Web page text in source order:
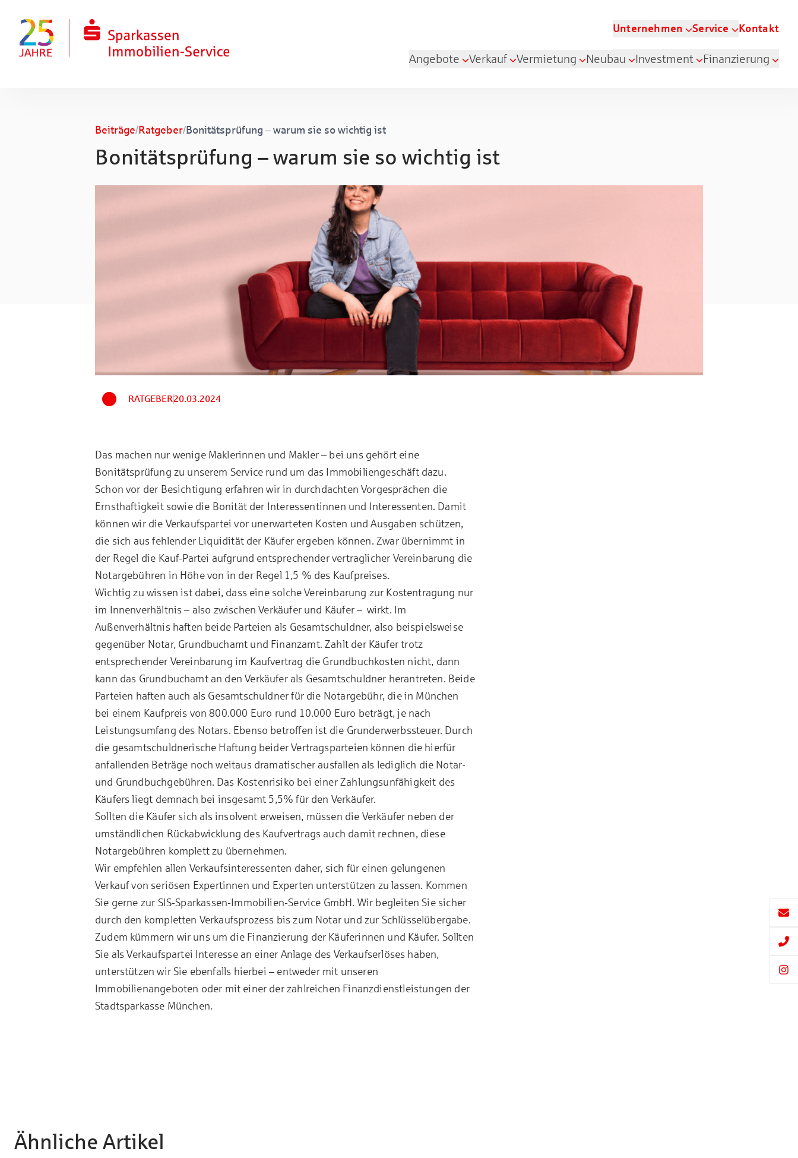
Zum Fuß springen
Unternehmen Service Kontakt
Angebote Verkauf Vermietung Neubau Investment Finanzierung
Beiträge/Ratgeber/Bonitätsprüfung – warum sie so wichtig ist
Bonitätsprüfung – warum sie so wichtig ist
RATGEBER20.03.2024
Das machen nur wenige Maklerinnen und Makler – bei uns gehört eine
Bonitätsprüfung zu unserem Service rund um das Immobiliengeschäft dazu.
Schon vor der Besichtigung erfahren wir in durchdachten Vorgesprächen die
Ernsthaftigkeit sowie die Bonität der Interessentinnen und Interessenten. Damit
können wir die Verkaufspartei vor unerwarteten Kosten und Ausgaben schützen,
die sich aus fehlender Liquidität der Käufer ergeben können. Zwar übernimmt in
der Regel die Kauf-Partei aufgrund entsprechender vertraglicher Vereinbarung die
Notargebühren in Höhe von in der Regel 1,5 % des Kaufpreises.
Wichtig zu wissen ist dabei, dass eine solche Vereinbarung zur Kostentragung nur
im Innenverhältnis – also zwischen Verkäufer und Käufer – wirkt. Im
Außenverhältnis haften beide Parteien als Gesamtschuldner, also beispielsweise
gegenüber Notar, Grundbuchamt und Finanzamt. Zahlt der Käufer trotz
entsprechender Vereinbarung im Kaufvertrag die Grundbuchkosten nicht, dann
kann das Grundbuchamt an den Verkäufer als Gesamtschuldner herantreten. Beide
Parteien haften auch als Gesamtschuldner für die Notargebühr, die in München
bei einem Kaufpreis von 800.000 Euro rund 10.000 Euro beträgt, je nach
Leistungsumfang des Notars. Ebenso betroffen ist die Grunderwerbssteuer. Durch
die gesamtschuldnerische Haftung beider Vertragsparteien können die hierfür
anfallenden Beträge noch weitaus dramatischer ausfallen als lediglich die Notar-
und Grundbuchgebühren. Das Kostenrisiko bei einer Zahlungsunfähigkeit des
Käufers liegt demnach bei insgesamt 5,5% für den Verkäufer.
Sollten die Käufer sich als insolvent erweisen, müssen die Verkäufer neben der
umständlichen Rückabwicklung des Kaufvertrags auch damit rechnen, diese
Notargebühren komplett zu übernehmen.
Wir empfehlen allen Verkaufsinteressenten daher, sich für einen gelungenen
Verkaufvon seriösen Expertinnen und Experten unterstützen zu lassen. Kommen
Sie gerne zur SIS-Sparkassen-Immobilien-Service GmbH . Wir begleiten Sie sicher
durch den kompletten Verkaufsprozess bis zum Notar und zur Schlüsselübergabe.
Zudem kümmern wir uns um die Finanzierung der Käuferinnen und Käufer. Sollten
Sie als Verkaufspartei Interesse an einer Anlage des Verkaufserlöses haben,
unterstützen wir Sie ebenfalls hierbei – entweder mit unseren
Immobilienangeboten oder mit einer der zahlreichen Finanzdienstleistungen der
Stadtsparkasse München.
Ähnliche Artikel